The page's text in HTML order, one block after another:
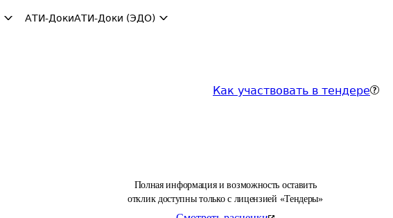
АТИ-ДокиАТИ-Доки (ЭДО)
Как участвовать в тендере
Полная информация и возможность оставить
отклик доступны только с лицензией «Тендеры»